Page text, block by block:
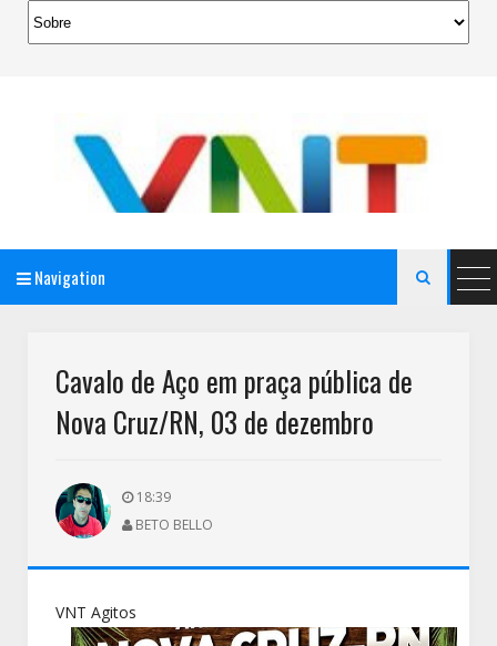
Navigation 
Cavalo de Aço em praça pública de
Nova Cruz/RN, 03 de dezembro
18:39
BETO BELLO
VNT Agitos